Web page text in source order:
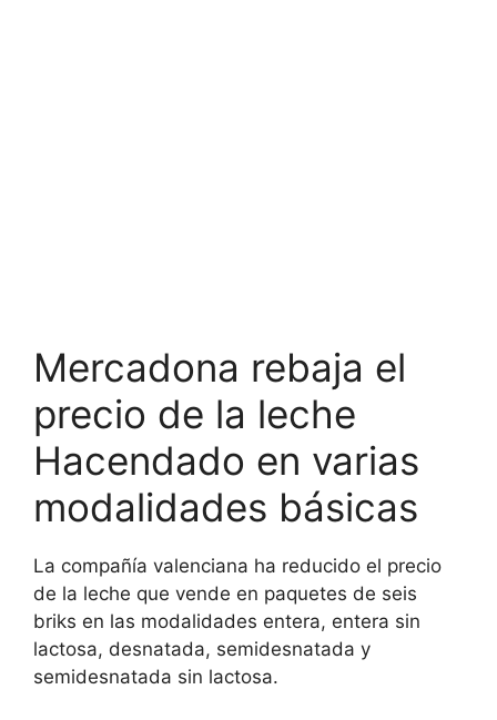
Mercadona rebaja el
precio de la leche
Hacendado en varias
modalidades básicas
La compañía valenciana ha reducido el precio
de la leche que vende en paquetes de seis
briks en las modalidades entera, entera sin
lactosa, desnatada, semidesnatada y
semidesnatada sin lactosa.